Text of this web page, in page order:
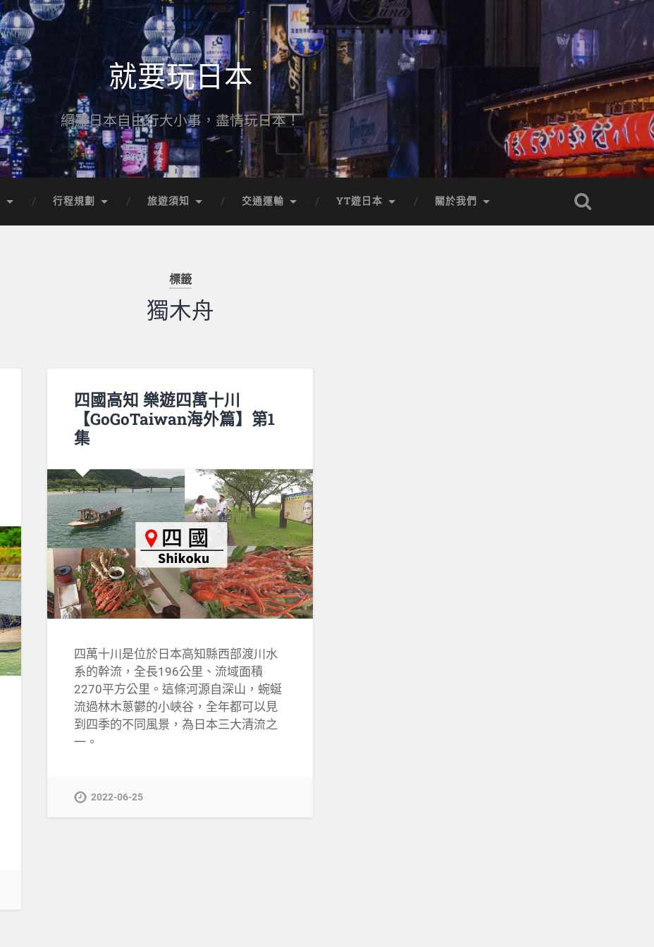
就要玩日本
網羅日本自由行大小事，盡情玩日本！
行程規劃 旅遊須知 交通運輸 YT遊日本 關於我們
標籤
獨木舟
四國高知 樂遊四萬十川
【GoGoTaiwan海外篇】第1
集
四萬十川是位於日本高知縣西部渡川水
系的幹流，全長196公里、流域面積
2270平方公里。這條河源自深山，蜿蜒
流過林木蔥鬱的小峽谷，全年都可以見
到四季的不同風景，為日本三大清流之
一。
2022-06-25